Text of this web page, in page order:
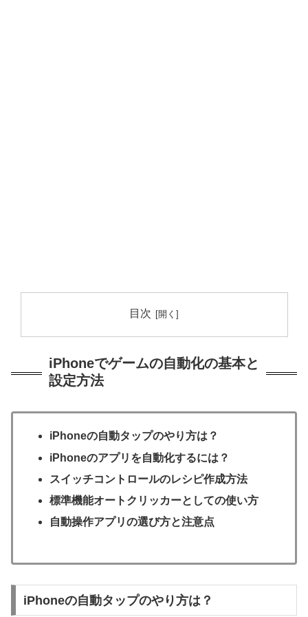
目次
iPhoneでゲームの自動化の基本と
設定方法
iPhoneの自動タップのやり方は？
iPhoneのアプリを自動化するには？
スイッチコントロールのレシピ作成方法
標準機能オートクリッカーとしての使い方
自動操作アプリの選び方と注意点
iPhoneの自動タップのやり方は？